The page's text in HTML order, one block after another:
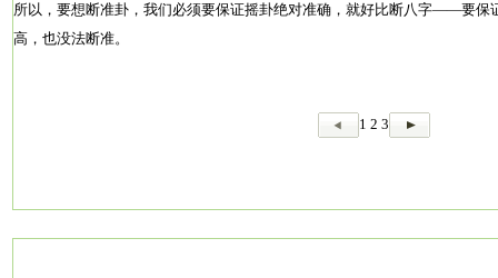
所以，要想断准卦，我们必须要保证摇卦绝对准确，就好比断八字——要保
高，也没法断准。
1 2 3